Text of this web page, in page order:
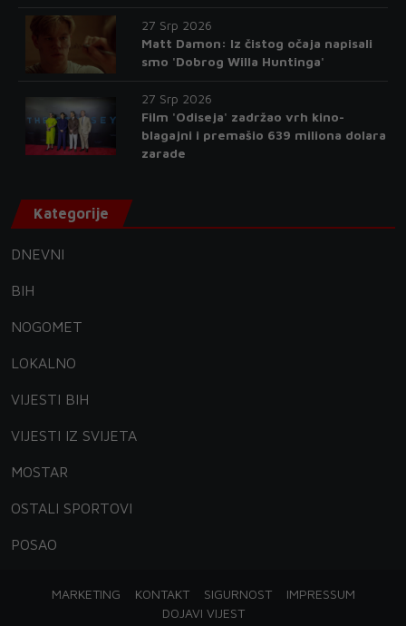
27 Srp 2026
Matt Damon: Iz čistog očaja napisali
smo 'Dobrog Willa Huntinga'
27 Srp 2026
Film 'Odiseja' zadržao vrh kino-
blagajni i premašio 639 miliona dolara
zarade
Kategorije
DNEVNI
BIH
NOGOMET
LOKALNO
VIJESTI BIH
VIJESTI IZ SVIJETA
MOSTAR
OSTALI SPORTOVI
POSAO
MARKETING KONTAKT SIGURNOST
IMPRESSUM
DOJAVI VIJEST